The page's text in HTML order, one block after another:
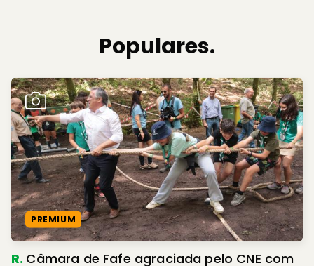
Populares.
PREMIUM
R. Câmara de Fafe agraciada pelo CNE com